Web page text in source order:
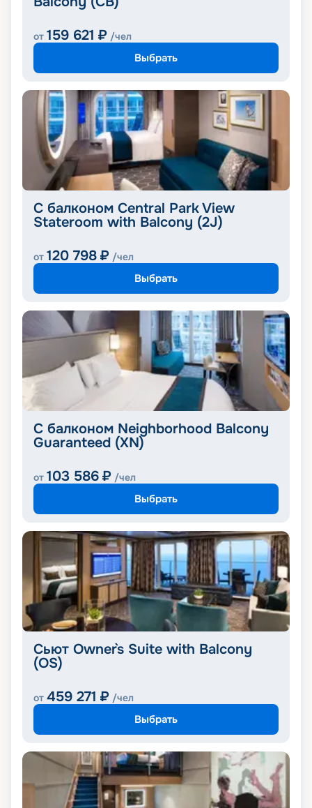
от 159 621 ₽ /чел
Выбрать
С балконом Central Park View
Stateroom with Balcony (2J)
от 120 798 ₽ /чел
Выбрать
С балконом Neighborhood Balcony
Guaranteed (XN)
от 103 586 ₽ /чел
Выбрать
Сьют Owner`s Suite with Balcony
(OS)
от 459 271 ₽ /чел
Выбрать